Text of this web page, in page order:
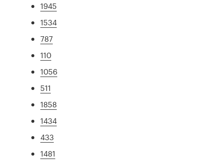
1945
1534
787
110
1056
511
1858
1434
433
1481